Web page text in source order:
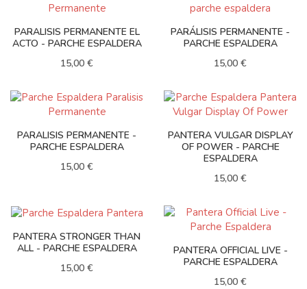
PARALISIS PERMANENTE EL
ACTO - PARCHE ESPALDERA
15,00 €
PARÁLISIS PERMANENTE -
PARCHE ESPALDERA
15,00 €
PARALISIS PERMANENTE -
PARCHE ESPALDERA
15,00 €
PANTERA VULGAR DISPLAY
OF POWER - PARCHE
ESPALDERA
15,00 €
PANTERA STRONGER THAN
ALL - PARCHE ESPALDERA
15,00 €
PANTERA OFFICIAL LIVE -
PARCHE ESPALDERA
15,00 €